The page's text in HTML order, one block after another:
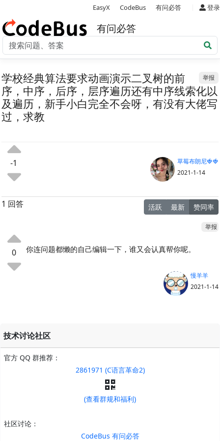
EasyX CodeBus 有问必答 登录
有问必答
举报
学校经典算法要求动画演示二叉树的前
序，中序，后序，层序遍历还有中序线索化以
及遍历，新手小白完全不会呀，有没有大佬写
过，求教
-1
草莓布朗尼🍓🍓
2021-1-14
1 回答 活跃 最新 赞同率
举报
0 你连问题都懒的自己编辑一下，谁又会认真帮你呢。
慢羊羊
2021-1-14
技术讨论社区
官方 QQ 群推荐：
2861971 (C语言革命2)
(查看群规和福利)
社区讨论：
CodeBus 有问必答